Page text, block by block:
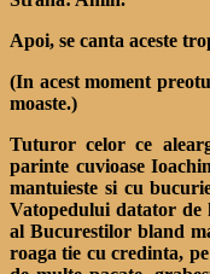
Apoi, se canta aceste
(In acest moment
moaste.)
Tuturor celor ce
parinte cuvioase
mantuieste si cu
Vatopedului datator
al Bucurestilor bland
roaga tie cu credinta,